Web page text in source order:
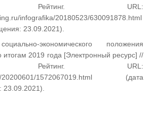
Рейтинг. URL:
infografika/20180523/630091878.html
23.09.2021).
экономического положения
итогам 2019 года [Электронный ресурс] //
Рейтинг. URL:
20200601/1572067019.html (дата